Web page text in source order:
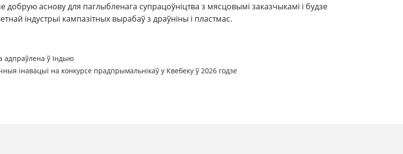
добрую аснову для паглыбленага супрацоўніцтва з мясцовымі заказчыкамі і будзе
індустрыі кампазітных вырабаў з драўніны і пластмас.
адпраўлена ў Індыю
інавацыі на конкурсе прадпрымальнікаў у Квебеку ў 2026 годзе